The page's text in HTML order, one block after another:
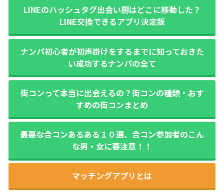
LINEのハッシュタグ出会い厨はどこに移動した？
LINE交換できるアプリ決定版
ナンパ初心者が初声掛けをするまでに知っておきた
い成功するナンパの全て
街コンって本当に出会えるの？街コンの種類・おす
すめの街コンまとめ
最悪な合コンあるある１０選、合コン参加者のこん
な男・女に要注意！！
マッチングアプリとは